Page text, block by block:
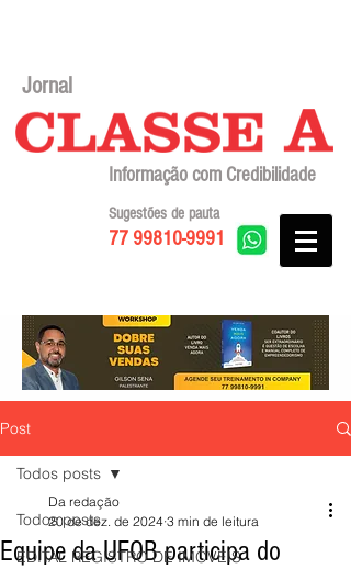
Jornal
Informação com Credibilidade
77 99810-9991
Sugestões de pauta
Post
Todos posts
EDITAL REGISTRO DE IMÓVEIS
Todos posts
Equipe da UFOB participa do
Da redação
20 de dez. de 2024 3 min de leitura